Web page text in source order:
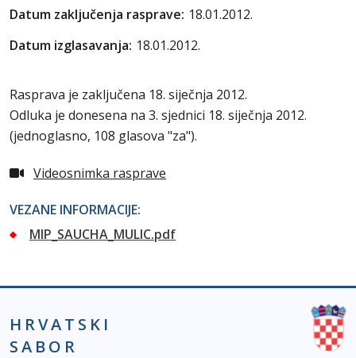
Datum zaključenja rasprave: 18.01.2012.
Datum izglasavanja: 18.01.2012.
Rasprava je zaključena 18. siječnja 2012.
Odluka je donesena na 3. sjednici 18. siječnja 2012.
(jednoglasno, 108 glasova "za").
Videosnimka rasprave
VEZANE INFORMACIJE:
MIP_SAUCHA_MULIC.pdf
HRVATSKI
SABOR